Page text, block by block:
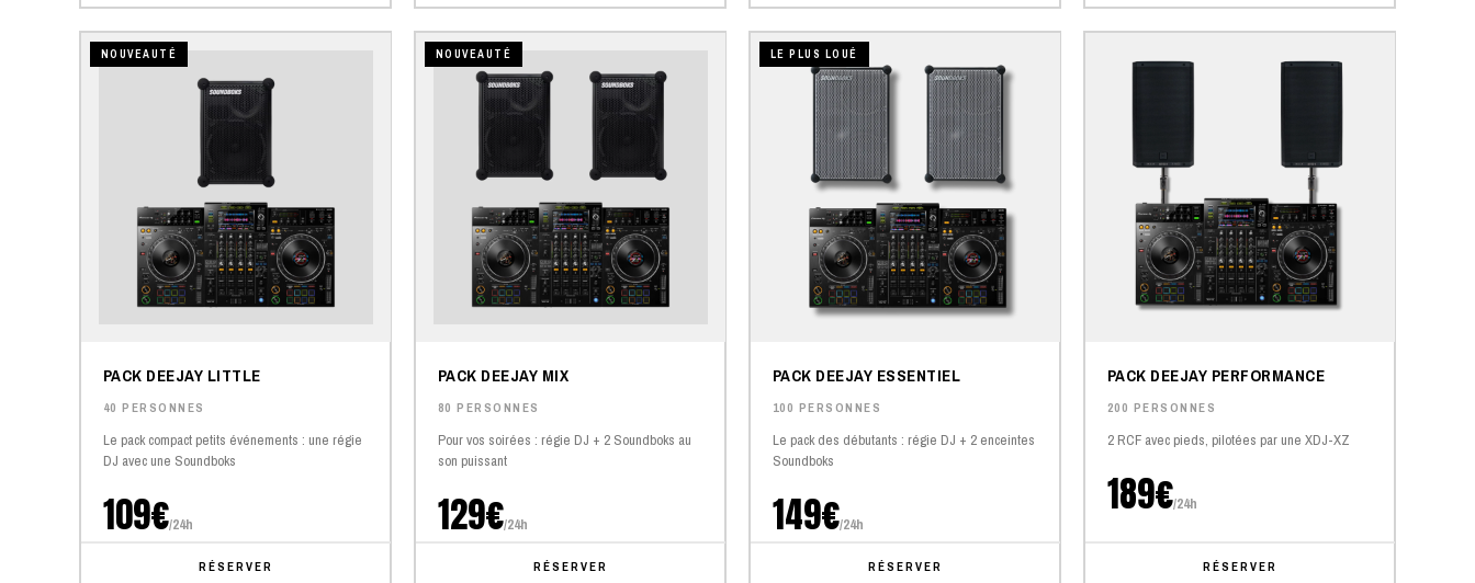
NOUVEAUTÉ
PACK DEEJAY LITTLE
40 PERSONNES
Le pack compact petits événements : une régie
DJ avec une Soundboks
109€/24h
RÉSERVER
NOUVEAUTÉ
PACK DEEJAY MIX
80 PERSONNES
Pour vos soirées : régie DJ + 2 Soundboks au
son puissant
129€/24h
RÉSERVER
LE PLUS LOUÉ
PACK DEEJAY ESSENTIEL
100 PERSONNES
Le pack des débutants : régie DJ + 2 enceintes
Soundboks
149€/24h
RÉSERVER
PACK DEEJAY PERFORMANCE
200 PERSONNES
2 RCF avec pieds, pilotées par une XDJ-XZ
189€/24h
RÉSERVER